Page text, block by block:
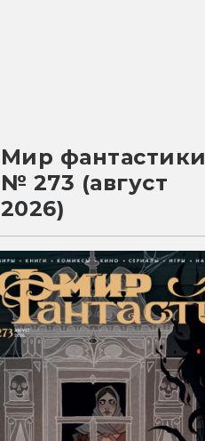
Мир фантастики
№ 273 (август
2026)